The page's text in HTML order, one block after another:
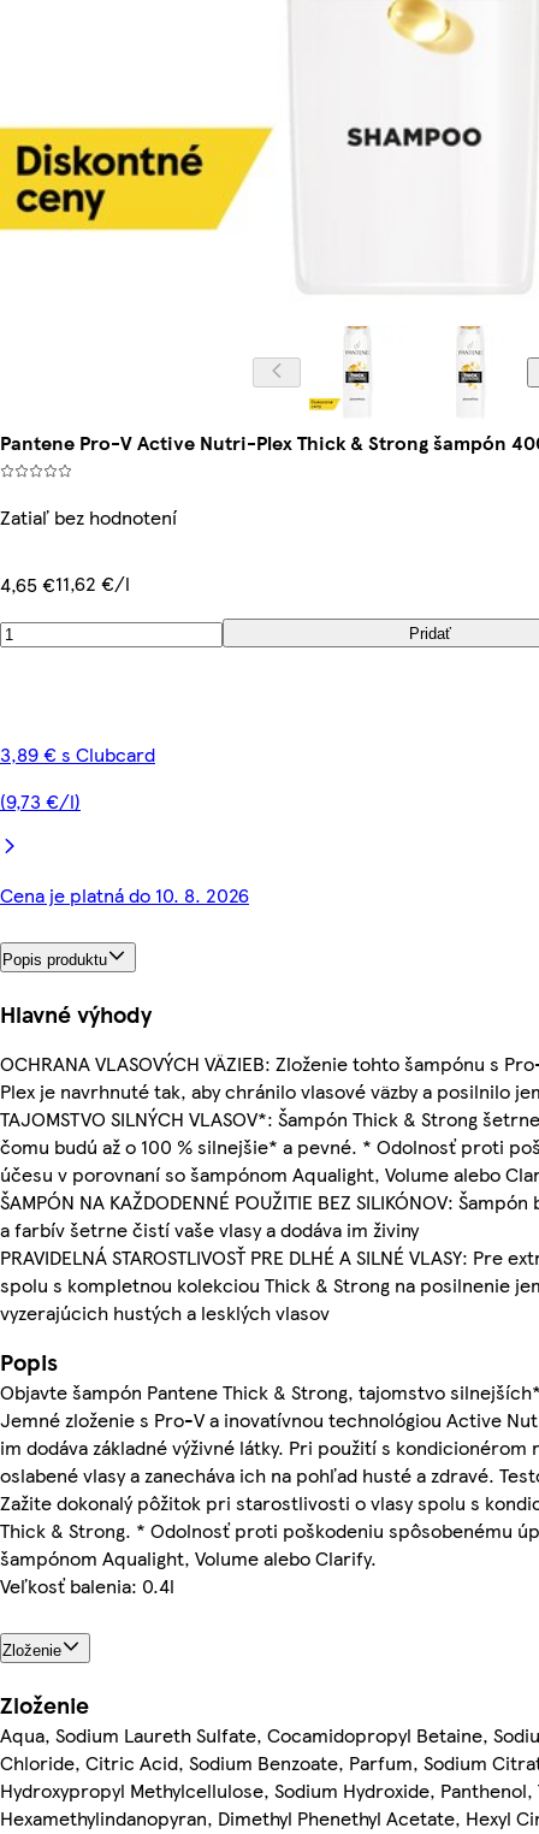
Pantene Pro-V Active Nutri-Plex Thick & Strong šampón
Zatiaľ bez hodnotení
4,65 €11,62 €/l
Pridať
3,89 € s Clubcard
(9,73 €/l)
Cena je platná do 10. 8. 2026
Popis produktu
Hlavné výhody
OCHRANA VLASOVÝCH VÄZIEB: Zloženie tohto šampónu s
Plex je navrhnuté tak, aby chránilo vlasové väzby a posilnilo
TAJOMSTVO SILNÝCH VLASOV*: Šampón Thick & Strong
čomu budú až o 100 % silnejšie* a pevné. * Odolnosť proti
účesu v porovnaní so šampónom Aqualight, Volume alebo
ŠAMPÓN NA KAŽDODENNÉ POUŽITIE BEZ SILIKÓNOV:
a farbív šetrne čistí vaše vlasy a dodáva im živiny
PRAVIDELNÁ STAROSTLIVOSŤ PRE DLHÉ A SILNÉ VLASY:
spolu s kompletnou kolekciou Thick & Strong na posilnenie
vyzerajúcich hustých a lesklých vlasov
Popis
Objavte šampón Pantene Thick & Strong, tajomstvo
Jemné zloženie s Pro-V a inovatívnou technológiou Active
im dodáva základné výživné látky. Pri použití s
oslabené vlasy a zanecháva ich na pohľad husté a zdravé.
Zažite dokonalý pôžitok pri starostlivosti o vlasy spolu s
Thick & Strong. * Odolnosť proti poškodeniu spôsobenému
šampónom Aqualight, Volume alebo Clarify.
Veľkosť balenia: 0.4l
Zloženie
Zloženie
Aqua, Sodium Laureth Sulfate, Cocamidopropyl Betaine,
Chloride, Citric Acid, Sodium Benzoate, Parfum, Sodium
Hydroxypropyl Methylcellulose, Sodium Hydroxide, Panthenol,
Hexamethylindanopyran, Dimethyl Phenethyl Acetate, Hexyl